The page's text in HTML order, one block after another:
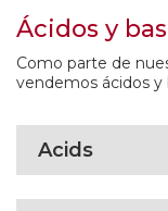
Ácidos y
Como parte de
vendemos ácidos y
Acids